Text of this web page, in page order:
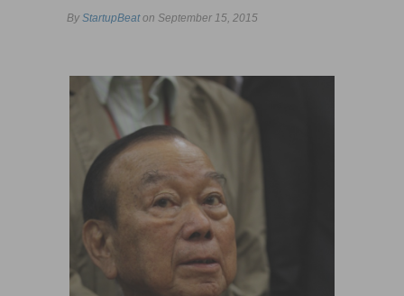
By StartupBeaton September 15, 2015